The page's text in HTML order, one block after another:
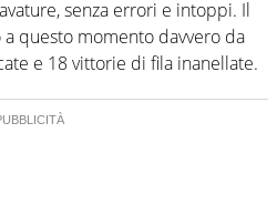
senza errori e intoppi. Il
questo momento davvero da
e 18 vittorie di fila inanellate.